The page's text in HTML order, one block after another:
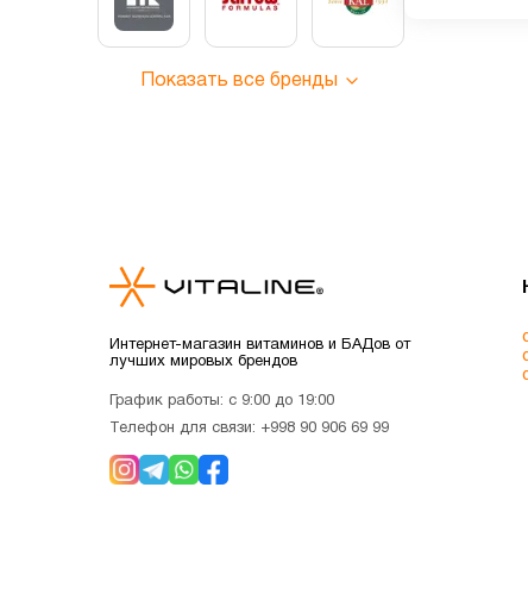
Показать все бренды
Интернет-магазин витаминов и БАДов от
лучших мировых брендов
График работы: с 9:00 до 19:00
Телефон для связи: +998 90 906 69 99